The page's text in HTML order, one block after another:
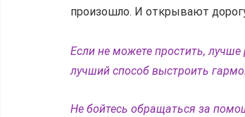
произошло. И открывают
Если не можете простить,
лучший способ выстроить
Не бойтесь обращаться за